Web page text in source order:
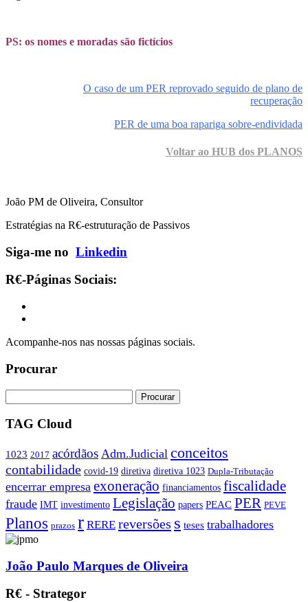
PS: os nomes e moradas são fictícios
O caso de um PER reprovado seguido de plano de
recuperação
PER de uma boa rapariga sobre-endividada
Voltar ao HUB dos PLANOS
João PM de Oliveira, Consultor
Estratégias na R€-estruturação de Passivos
Siga-me no Linkedin
R€-Páginas Sociais:
Acompanhe-nos nas nossas páginas sociais.
Procurar
TAG Cloud
1023 2017 acórdãos Adm.Judicial conceitos
contabilidade covid-19 diretiva diretiva 1023 Dupla-Tributação
encerrar empresa exoneração financiamentos fiscalidade
fraude IMT investimento Legislação papers PEAC PER PEVE
Planos prazos r RERE reversões s teses trabalhadores
João Paulo Marques de Oliveira
R€ - Strategor